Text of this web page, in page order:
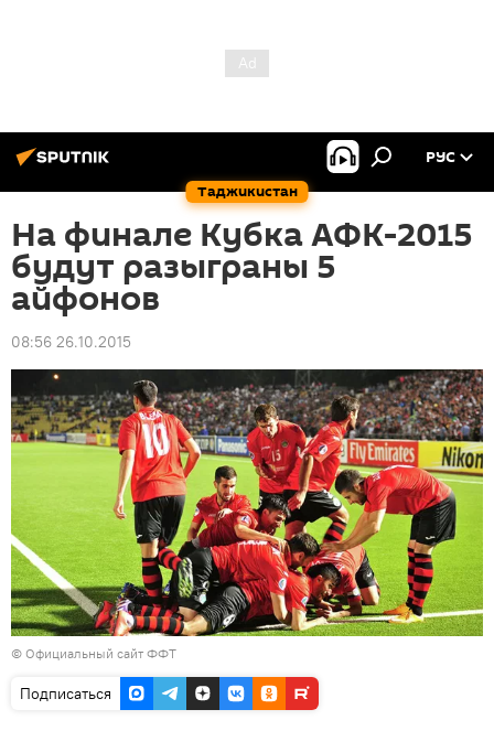
Таджикистан
РУС
На финале Кубка АФК-2015
будут разыграны 5
айфонов
08:56 26.10.2015
© Официальный сайт ФФТ
Подписаться